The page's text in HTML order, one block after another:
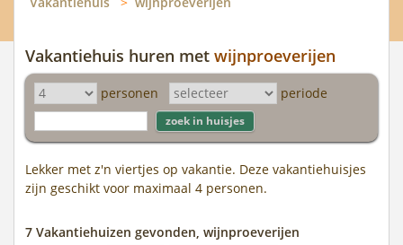
Vakantiehuis huren met wijnproeverijen
personen periode
Lekker met z'n viertjes op vakantie. Deze vakantiehuisjes
zijn geschikt voor maximaal 4 personen.
7 Vakantiehuizen gevonden, wijnproeverijen